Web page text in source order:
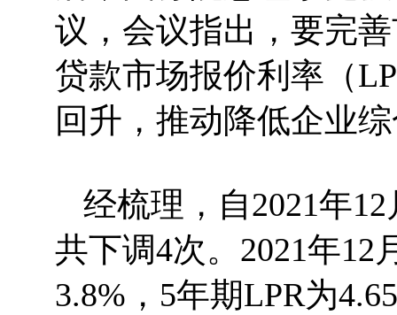
议，会议指出，要完
贷款市场报价利率（
回升，推动降低企业
经梳理，自2021年
共下调4次。2021年12
3.8%，5年期LPR为